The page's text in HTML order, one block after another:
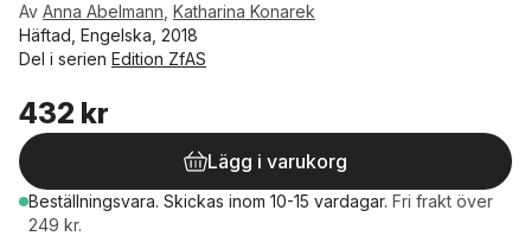
Av Anna Abelmann Katharina Konarek
Häftad, Engelska, 2018
Del i serien Edition ZfAS
432 kr
Lägg i varukorg
Beställningsvara. Skickas inom 10-15 vardagar. Fri frakt över
249 kr.